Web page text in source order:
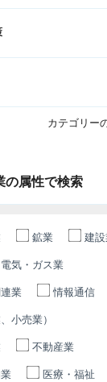
カテゴリー
の属性で検索
鉱業 建設
電気・ガス業
業 情報通信
小売業）
不動産業
医療・福祉